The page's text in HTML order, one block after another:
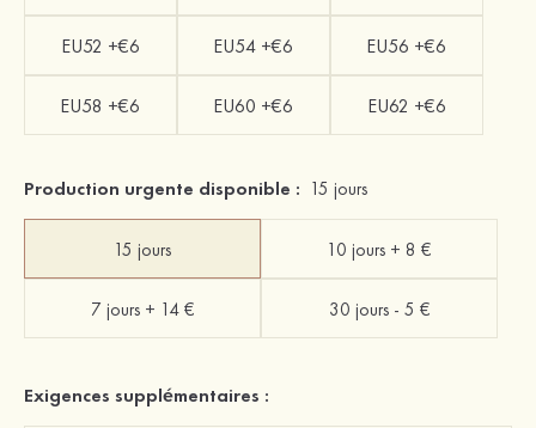
EU52 +€6 EU54 +€6 EU56 +€6
EU58 +€6 EU60 +€6 EU62 +€6
Production urgente disponible : 15 jours
15 jours 10 jours + 8 €
7 jours + 14 € 30 jours - 5 €
Exigences supplémentaires :